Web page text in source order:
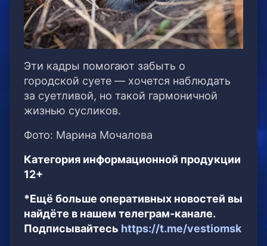
Эти кадры помогают забыть о
городской суете — хочется наблюдать
за суетливой, но такой гармоничной
жизнью сусликов.
Фото: Марина Мочалова
Категория информационной продукции
12+
*Ещё больше оперативных новостей вы
найдёте в нашем телеграм-канале.
Подписывайтесь https://t.me/vestiomsk